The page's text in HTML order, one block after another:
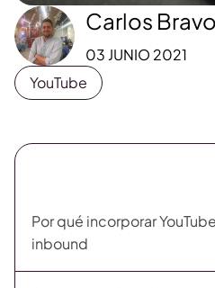
Carlos Bravo
03 JUNIO 2021
YouTube
Por qué incorporar
inbound